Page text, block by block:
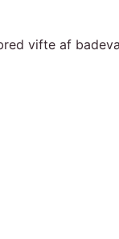
vifte af